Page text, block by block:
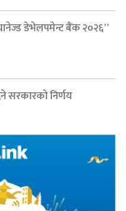
डेभेलपमेन्ट बैंक २०२६”
सरकारको निर्णय